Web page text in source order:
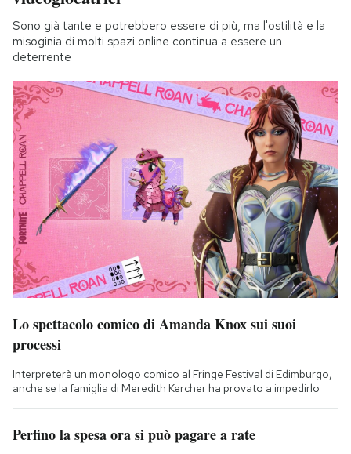
Sono già tante e potrebbero essere di più, ma l'ostilità e la
misoginia di molti spazi online continua a essere un
deterrente
Lo spettacolo comico di Amanda Knox sui suoi
processi
Interpreterà un monologo comico al Fringe Festival di Edimburgo,
anche se la famiglia di Meredith Kercher ha provato a impedirlo
Perfino la spesa ora si può pagare a rate